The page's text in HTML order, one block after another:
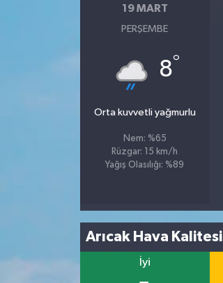
19 MART
PERŞEMBE
8°
Orta kuvvetli yağmurlu
Nem: %65
Rüzgar: 15 km/h
Yağış Olasılığı: %89
Arıcak Hava Kalitesi
İyi